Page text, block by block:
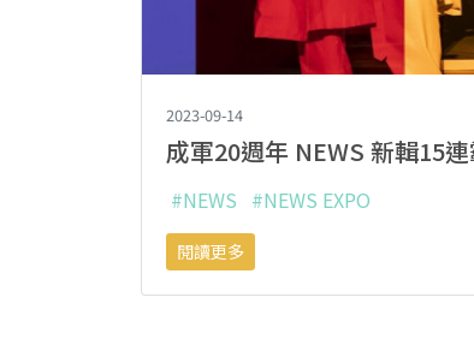
2023-09-14
成軍20週年 NEWS 新輯15
#NEWS #NEWS EXPO
閱讀更多